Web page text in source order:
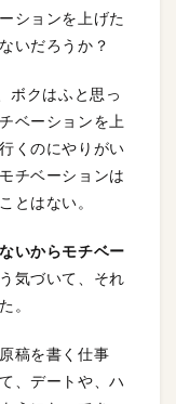
ションを上げた
いだろうか？
ボクはふと思っ
ベーションを上
くのにやりがい
チベーションは
とはない。
いからモチベー
気づいて、それ
。
稿を書く仕事
、デートや、ハ